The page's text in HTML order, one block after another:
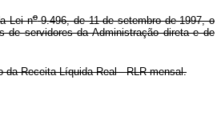
Lei no9.496, de 11 de setembro de 1997, o
de servidores da Administração direta e de
Receita Líquida Real - RLR mensal.